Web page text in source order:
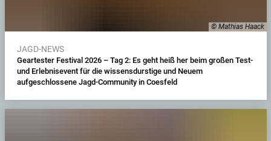
© Mathias Haack
JAGD-NEWS
Geartester Festival 2026 – Tag 2: Es geht heiß her beim großen Test-
und Erlebnisevent für die wissensdurstige und Neuem
aufgeschlossene Jagd-Community in Coesfeld